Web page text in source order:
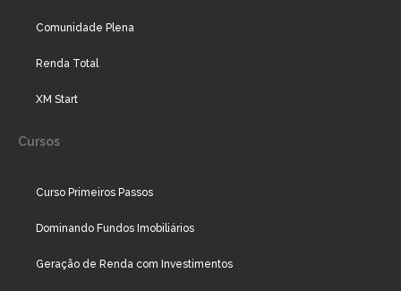
Comunidade Plena
Renda Total
XM Start
Cursos
Curso Primeiros Passos
Dominando Fundos Imobiliários
Geração de Renda com Investimentos